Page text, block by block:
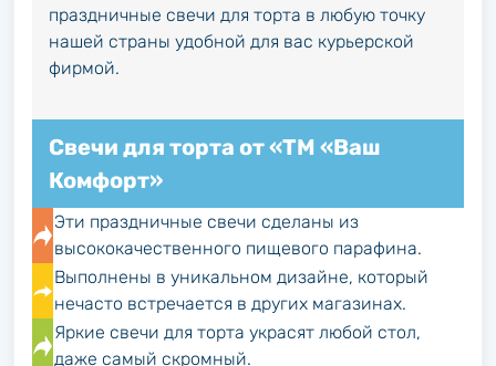
праздничные свечи для торта в любую точку
нашей страны удобной для вас курьерской
фирмой.
Свечи для торта от «ТМ «Ваш
Комфорт»
Эти праздничные свечи сделаны из
высококачественного пищевого парафина.
Выполнены в уникальном дизайне, который
нечасто встречается в других магазинах.
Яркие свечи для торта украсят любой стол,
даже самый скромный.